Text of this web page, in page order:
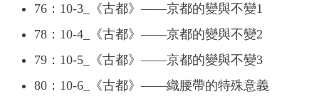
76：10-3_《古都》——京都的變與不變1
78：10-4_《古都》——京都的變與不變2
79：10-5_《古都》——京都的變與不變3
80：10-6_《古都》——織腰帶的特殊意義